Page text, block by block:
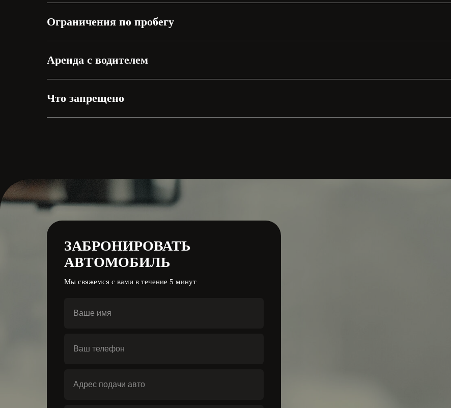
Ограничения по пробегу
Аренда с водителем
Что запрещено
ЗАБРОНИРОВАТЬ
АВТОМОБИЛЬ
Мы свяжемся с вами в течение 5 минут